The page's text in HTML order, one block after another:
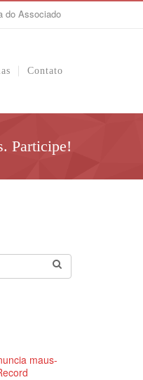
do Associado
Contato
Participe!
maus-